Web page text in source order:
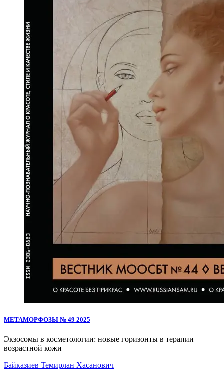
МЕТАМОРФОЗЫ № 49 2025
Экзосомы в косметологии: новые горизонты в терапии
возрастной кожи
Байказиев Темирлан Хасанович